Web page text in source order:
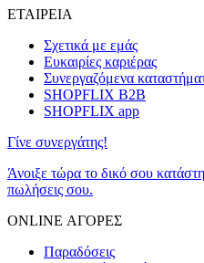
ΕΤΑΙΡΕΙΑ
Σχετικά με εμάς
Ευκαιρίες καριέρας
Συνεργαζόμενα
SHOPFLIX B2B
SHOPFLIX app
Γίνε συνεργάτης!
Άνοιξε τώρα το δικό σου
πωλήσεις σου.
ONLINE ΑΓΟΡΕΣ
Παραδόσεις